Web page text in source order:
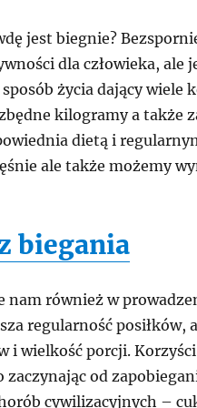
jest biegnie?
dla człowieka, ale
życia dający wiele
kilogramy a także
dietą i
ale także możemy
biegania
nam również w
regularność posiłków,
i wielkość porcji.
zaczynając od
cywilizacyjnych –